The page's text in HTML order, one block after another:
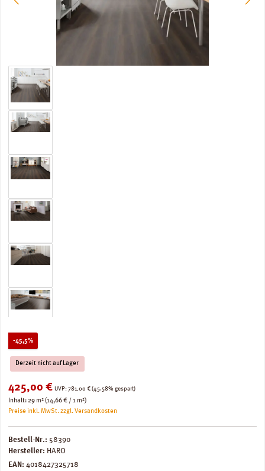
-45,5%Rabatt
Derzeit nicht auf Lager
Verkaufspreis:
425,00 € UVP: Regulärer Preis:
781,00 € (45.58% gespart)
Inhalt:29 m²(14,66 € / 1 m²)
Preise inkl. MwSt. zzgl. Versandkosten
Bestell-Nr.: 58390
Hersteller: HARO
EAN: 4018427325718